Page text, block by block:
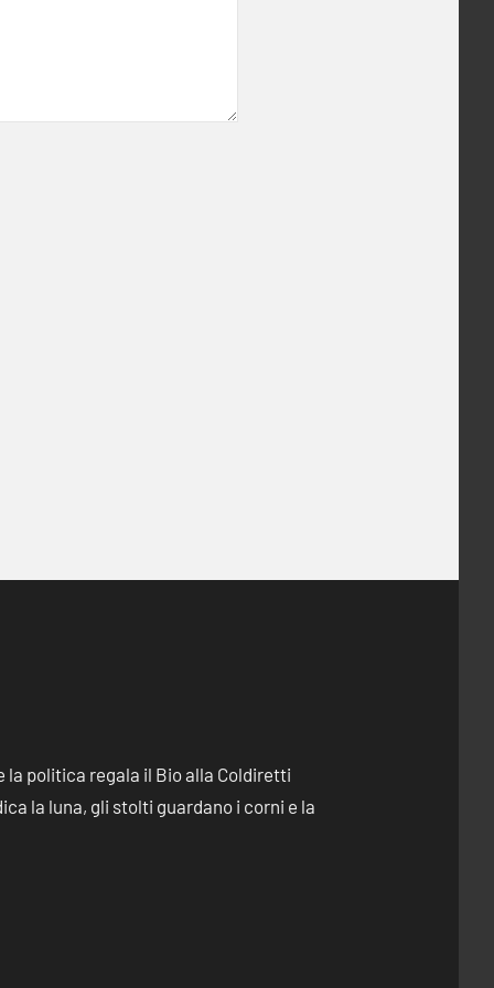
la politica regala il Bio alla Coldiretti
la luna, gli stolti guardano i corni e la